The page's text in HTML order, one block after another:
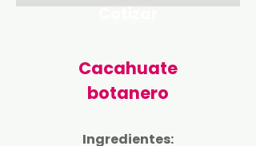
Cacahuate
botanero
Ingredientes: